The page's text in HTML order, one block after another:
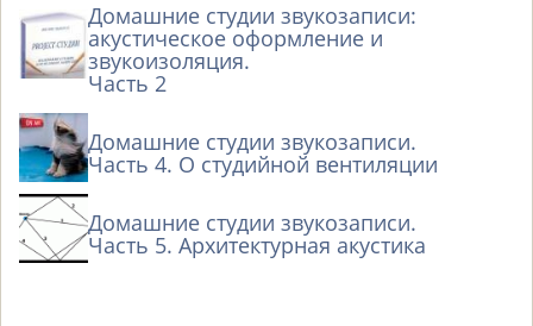
Домашние студии звукозаписи:
акустическое оформление и
звукоизоляция.
Часть 2
Домашние студии звукозаписи.
Часть 4. О студийной вентиляции
Домашние студии звукозаписи.
Часть 5. Архитектурная акустика